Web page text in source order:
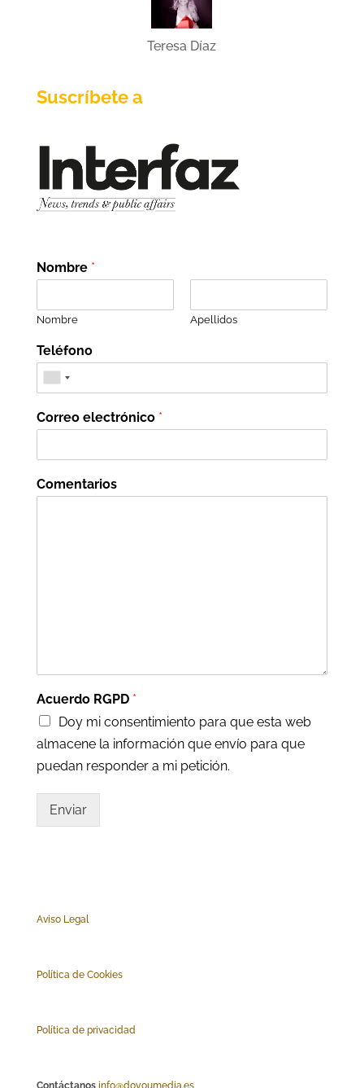
Teresa Díaz
Suscríbete a
Nombre *
Nombre Apellidos
Teléfono
Correo electrónico *
Comentarios
Acuerdo RGPD *
Doy mi consentimiento para que esta web
almacene la información que envío para que
puedan responder a mi petición.
Enviar
Aviso Legal
Política de Cookies
Política de privacidad